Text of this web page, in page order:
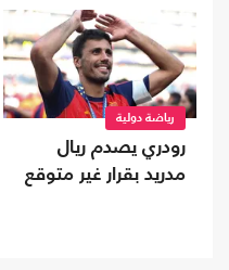
رياضة دولية
رودري يصدم ريال
مدريد بقرار غير متوقع